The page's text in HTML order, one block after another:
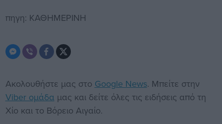
πηγη: ΚΑΘΗΜΕΡΙΝΗ
Ακολουθήστε μας στο Google News. Μπείτε στην
Viber ομάδα μας και δείτε όλες τις ειδήσεις από τη
Χίο και το Βόρειο Αιγαίο.